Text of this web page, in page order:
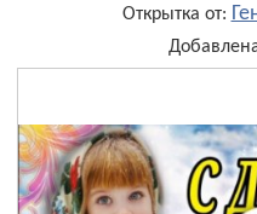
Открытка от: